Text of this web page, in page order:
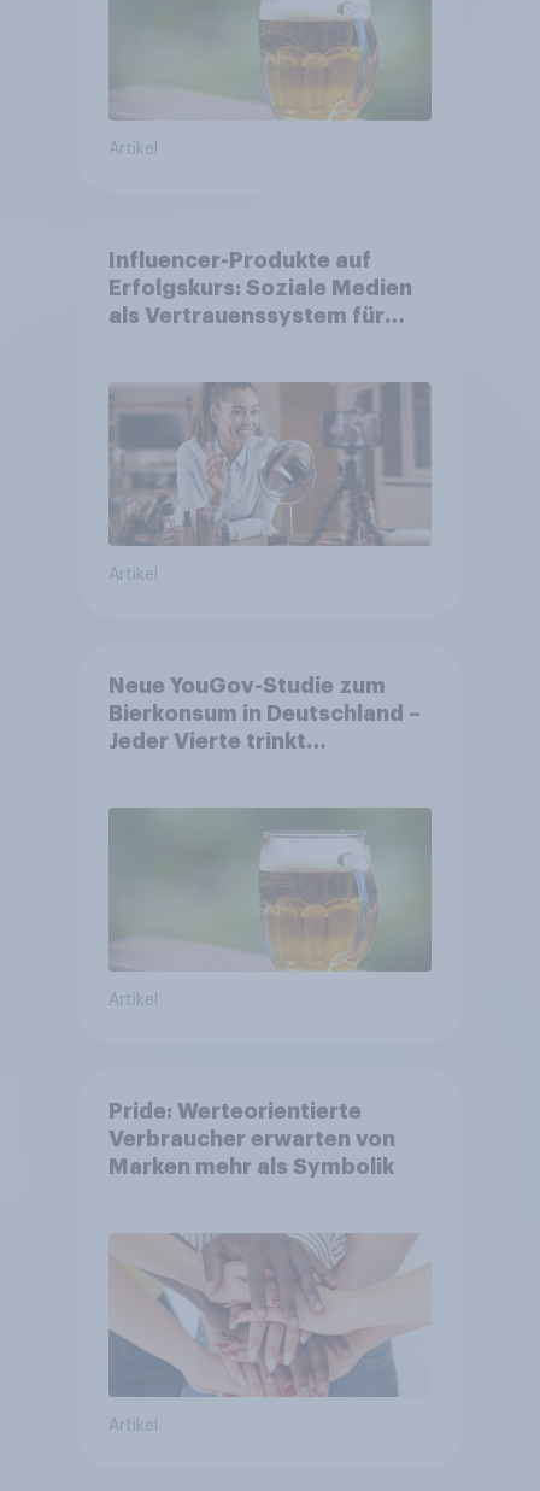
Artikel
Influencer-Produkte auf
Erfolgskurs: Soziale Medien
als Vertrauenssystem für
Artikel
Neue YouGov-Studie zum
Bierkonsum in Deutschland –
Jeder Vierte trinkt
wächst um über 23 Prozent
Artikel
Pride: Werteorientierte
Verbraucher erwarten von
Marken mehr als Symbolik
Artikel